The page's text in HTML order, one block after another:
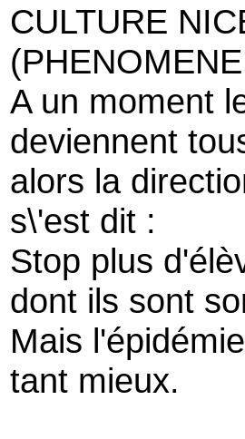
CULTURE
A un moment
deviennent
alors la
s\'est dit :
Stop plus
dont ils sont
Mais
tant mieux.